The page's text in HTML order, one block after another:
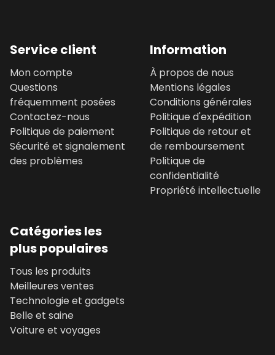
Service client
Mon compte
Questions
fréquemment posées
Contactez-nous
Politique de paiement
Sécurité et signalement
des problèmes
Information
À propos de nous
Mentions légales
Conditions générales
Politique d'expédition
Politique de retour et
de remboursement
Politique de
confidentialité
Propriété intellectuelle
Catégories les
plus populaires
Tous les produits
Meilleures ventes
Technologie et gadgets
Belle et saine
Voiture et voyages